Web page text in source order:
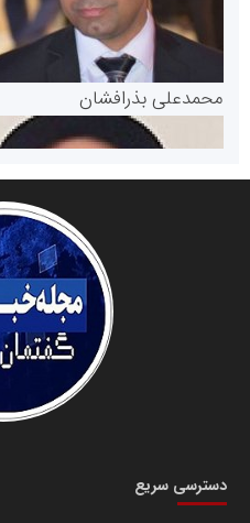
پایگاه خبری گفتمان یزد
دانشگاه سئوی ایران
سازمان صنعت،معدن و تجارت
محمدعلی بذرافشان
مریم حاج نوروز نظری
دسترسی سریع